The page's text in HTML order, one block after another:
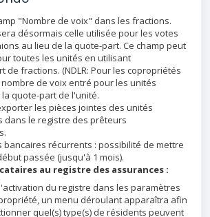
"Nombre de voix" dans les fractions.
désormais celle utilisée pour les votes
au lieu de la quote-part. Ce champ peut
toutes les unités en utilisant
de fractions. (NDLR: Pour les copropriétés
de voix entré pour les unités
quote-part de l'unité.
les pièces jointes des unités
dans le registre des prêteurs
bancaires récurrents : possibilité de mettre
passée (jusqu'à 1 mois).
au registre des assurances :
du registre dans les paramètres
un menu déroulant apparaîtra afin
quel(s) type(s) de résidents peuvent